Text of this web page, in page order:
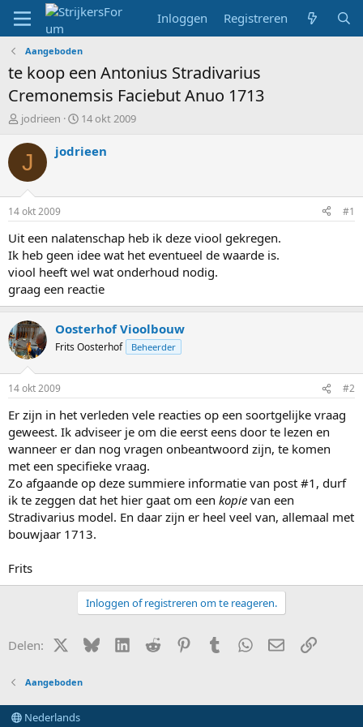
Inloggen Registreren
Aangeboden
te koop een Antonius Stradivarius
Cremonemsis Faciebut Anuo 1713
T
p
s
a
r
t
e
r
jodrieen
S
a
t
u
m
14 okt 2009
J jodrieen
14 okt 2009 #1
Uit een nalatenschap heb ik deze viool gekregen.
Ik heb geen idee wat het eventueel de waarde is.
viool heeft wel wat onderhoud nodig.
graag een reactie
Oosterhof Vioolbouw
Frits Oosterhof Beheerder
14 okt 2009 #2
Er zijn in het verleden vele reacties op een soortgelijke vraag
geweest. Ik adviseer je om die eerst eens door te lezen en
wanneer er dan nog vragen onbeantwoord zijn, te komen
met een specifieke vraag.
Zo afgaande op deze summiere informatie van post #1, durf
ik te zeggen dat het hier gaat om een kopie van een
Stradivarius model. En daar zijn er heel veel van, allemaal met
bouwjaar 1713.
Frits
Inloggen of registreren om te reageren.
Delen: X (Twitter)
BlueskyLinkedIn
Reddit PinterestTumblr WhatsApp
E-mailLink
Aangeboden
Nederlands